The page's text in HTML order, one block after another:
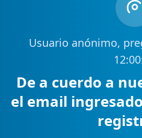
Usuario anónimo,
De a cuerdo a
el email